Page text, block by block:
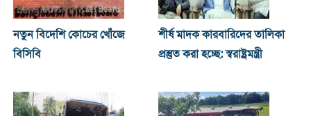
নতুন বিদেশি কোচের খোঁজে
বিসিবি
শীর্ষ মাদক কারবারিদের তালিকা
প্রস্তুত করা হচ্ছে: স্বরাষ্ট্রমন্ত্রী